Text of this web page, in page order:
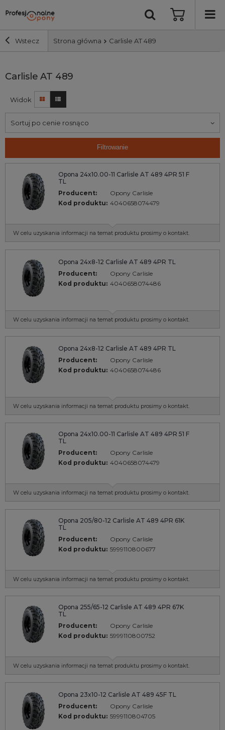
Wstecz Strona główna Carlisle AT 489
Szerokość i profil
Średnica
Producent
Nośność
Carlisle AT 489
Widok
Sortuj po cenie rosnąco
Filtrowanie
Opona 24x10.00-11 Carlisle AT 489 4PR 51 F
TL
Producent:
Opony Carlisle
Kod produktu: 4040658074479
W celu uzyskania informacji na temat produktu prosimy o kontakt.
Opona 24x8-12 Carlisle AT 489 4PR TL
Producent:
Opony Carlisle
Kod produktu: 4040658074486
W celu uzyskania informacji na temat produktu prosimy o kontakt.
Opona 24x8-12 Carlisle AT 489 4PR TL
Producent:
Opony Carlisle
Kod produktu: 4040658074486
W celu uzyskania informacji na temat produktu prosimy o kontakt.
Opona 24x10.00-11 Carlisle AT 489 4PR 51 F
TL
Producent:
Opony Carlisle
Kod produktu: 4040658074479
W celu uzyskania informacji na temat produktu prosimy o kontakt.
Opona 205/80-12 Carlisle AT 489 4PR 61K
TL
Producent:
Opony Carlisle
Kod produktu: 5999110800677
W celu uzyskania informacji na temat produktu prosimy o kontakt.
Opona 255/65-12 Carlisle AT 489 4PR 67K
TL
Producent:
Opony Carlisle
Kod produktu: 5999110800752
W celu uzyskania informacji na temat produktu prosimy o kontakt.
Opona 23x10-12 Carlisle AT 489 45F TL
Producent:
Opony Carlisle
Kod produktu: 5999110804705